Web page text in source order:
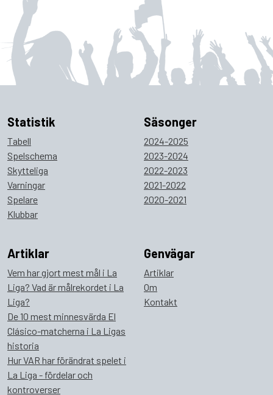
Statistik
Tabell
Spelschema
Skytteliga
Varningar
Spelare
Klubbar
Säsonger
2024-2025
2023-2024
2022-2023
2021-2022
2020-2021
Artiklar
Vem har gjort mest mål i La
Liga? Vad är målrekordet i La
Liga?
De 10 mest minnesvärda El
Clásico-matcherna i La Ligas
historia
Hur VAR har förändrat spelet i
La Liga - fördelar och
kontroverser
Genvägar
Artiklar
Om
Kontakt